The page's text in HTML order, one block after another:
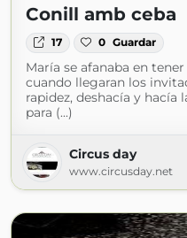
Conill amb ceba
17 0 Guardar
María se afanaba en
cuando llegaran los
rapidez, deshacía y hacía
para (...)
Circus day
www.circusday.net